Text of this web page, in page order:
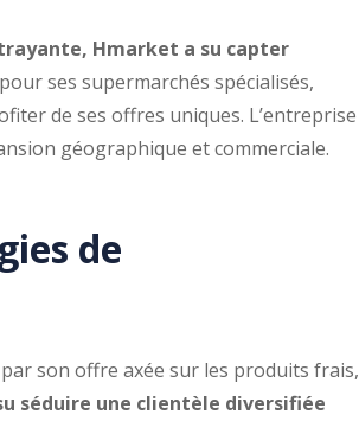
Hmarket a su capter
ses supermarchés spécialisés,
de ses offres uniques. L’entreprise
géographique et commerciale.
de
son offre axée sur les produits frais,
séduire une clientèle diversifiée